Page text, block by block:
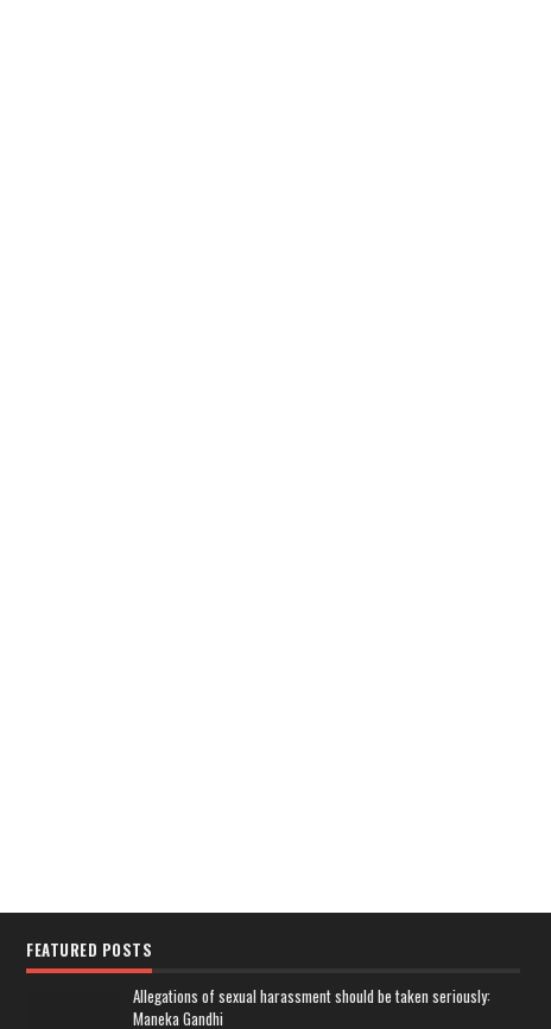
FEATURED POSTS
Allegations of sexual harassment should be taken seriously:
Maneka Gandhi